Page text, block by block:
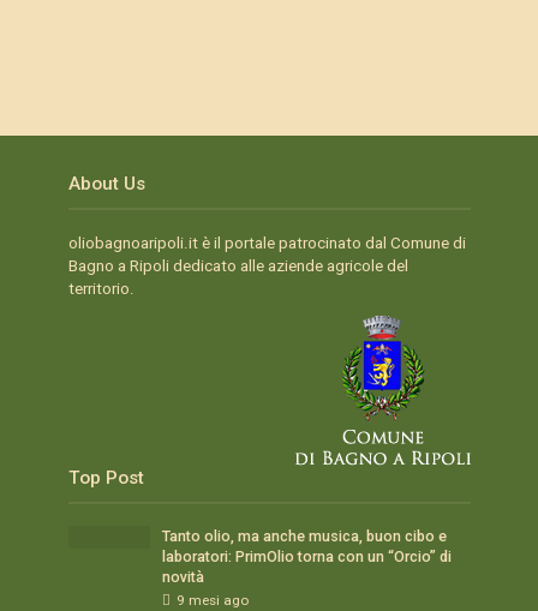
About Us
oliobagnoaripoli.it è il portale patrocinato dal Comune di
Bagno a Ripoli dedicato alle aziende agricole del
territorio.
Top Post
Tanto olio, ma anche musica, buon cibo e
laboratori: PrimOlio torna con un “Orcio” di
novità
9 mesi ago